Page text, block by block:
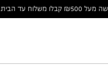
ברכישה מעל ₪500 קבלו משלוח עד הבית ב₪19